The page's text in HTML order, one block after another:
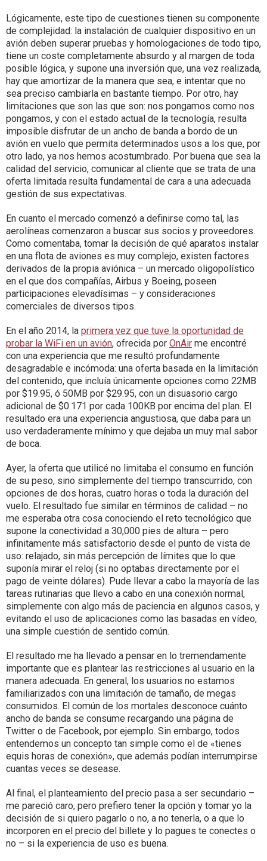
Lógicamente, este tipo de cuestiones tienen su componente
de complejidad: la instalación de cualquier dispositivo en un
avión deben superar pruebas y homologaciones de todo tipo,
tiene un coste completamente absurdo y al margen de toda
posible lógica, y supone una inversión que, una vez realizada,
hay que amortizar de la manera que sea, e intentar que no
sea preciso cambiarla en bastante tiempo. Por otro, hay
limitaciones que son las que son: nos pongamos como nos
pongamos, y con el estado actual de la tecnología, resulta
imposible disfrutar de un ancho de banda a bordo de un
avión en vuelo que permita determinados usos a los que, por
otro lado, ya nos hemos acostumbrado. Por buena que sea la
calidad del servicio, comunicar al cliente que se trata de una
oferta limitada resulta fundamental de cara a una adecuada
gestión de sus expectativas.
En cuanto el mercado comenzó a definirse como tal, las
aerolíneas comenzaron a buscar sus socios y proveedores.
Como comentaba, tomar la decisión de qué aparatos instalar
en una flota de aviones es muy complejo, existen factores
derivados de la propia aviónica – un mercado oligopolístico
en el que dos compañías, Airbus y Boeing, poseen
participaciones elevadísimas – y consideraciones
comerciales de diversos tipos.
En el año 2014, la primera vez que tuve la oportunidad de
probar la WiFi en un avión, ofrecida por OnAir me encontré
con una experiencia que me resultó profundamente
desagradable e incómoda: una oferta basada en la limitación
del contenido, que incluía únicamente opciones como 22MB
por $19.95, ó 50MB por $29.95, con un disuasorio cargo
adicional de $0.171 por cada 100KB por encima del plan. El
resultado era una experiencia angustiosa, que daba para un
uso verdaderamente mínimo y que dejaba un muy mal sabor
de boca.
Ayer, la oferta que utilicé no limitaba el consumo en función
de su peso, sino simplemente del tiempo transcurrido, con
opciones de dos horas, cuatro horas o toda la duración del
vuelo. El resultado fue similar en términos de calidad – no
me esperaba otra cosa conociendo el reto tecnológico que
supone la conectividad a 30,000 pies de altura – pero
infinitamente más satisfactorio desde el punto de vista de
uso: relajado, sin más percepción de límites que lo que
suponía mirar el reloj (si no optabas directamente por el
pago de veinte dólares). Pude llevar a cabo la mayoría de las
tareas rutinarias que llevo a cabo en una conexión normal,
simplemente con algo más de paciencia en algunos casos, y
evitando el uso de aplicaciones como las basadas en vídeo,
una simple cuestión de sentido común.
El resultado me ha llevado a pensar en lo tremendamente
importante que es plantear las restricciones al usuario en la
manera adecuada. En general, los usuarios no estamos
familiarizados con una limitación de tamaño, de megas
consumidos. El común de los mortales desconoce cuánto
ancho de banda se consume recargando una página de
Twitter o de Facebook, por ejemplo. Sin embargo, todos
entendemos un concepto tan simple como el de «tienes
equis horas de conexión», que además podían interrumpirse
cuantas veces se desease.
Al final, el planteamiento del precio pasa a ser secundario –
me pareció caro, pero prefiero tener la opción y tomar yo la
decisión de si quiero pagarlo o no, a no tenerla, o a que lo
incorporen en el precio del billete y lo pagues te conectes o
no – si la experiencia de uso es buena.